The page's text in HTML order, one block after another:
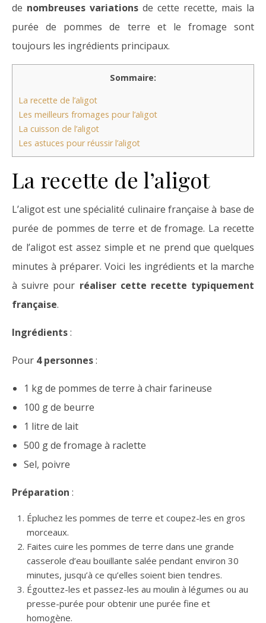
de nombreuses variations de cette recette, mais la
purée de pommes de terre et le fromage sont
toujours les ingrédients principaux.
Sommaire:
La recette de l’aligot
Les meilleurs fromages pour l’aligot
La cuisson de l’aligot
Les astuces pour réussir l’aligot
La recette de l’aligot
L’aligot est une spécialité culinaire française à base de
purée de pommes de terre et de fromage. La recette
de l’aligot est assez simple et ne prend que quelques
minutes à préparer. Voici les ingrédients et la marche
à suivre pour réaliser cette recette typiquement
française.
Ingrédients:
Pour 4 personnes:
1 kg de pommes de terre à chair farineuse
100 g de beurre
1 litre de lait
500 g de fromage à raclette
Sel, poivre
Préparation :
Épluchez les pommes de terre et coupez-les en gros
morceaux.
Faites cuire les pommes de terre dans une grande
casserole d’eau bouillante salée pendant environ 30
minutes, jusqu’à ce qu’elles soient bien tendres.
Égouttez-les et passez-les au moulin à légumes ou au
presse-purée pour obtenir une purée fine et
homogène.